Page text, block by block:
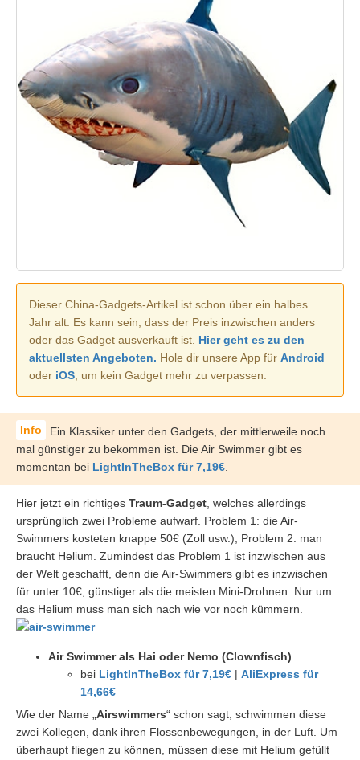
Dieser China-Gadgets-Artikel ist schon über ein halbes
Jahr alt. Es kann sein, dass der Preis inzwischen anders
oder das Gadget ausverkauft ist. Hier geht es zu den
aktuellsten Angeboten. Hole dir unsere App für Android
oder iOS , um kein Gadget mehr zu verpassen.
Ein Klassiker unter den Gadgets, der mittlerweile noch
mal günstiger zu bekommen ist. Die Air Swimmer gibt es
momentan bei LightInTheBox für 7,19€
Hier jetzt ein richtiges Traum-Gadget , welches allerdings
ursprünglich zwei Probleme aufwarf. Problem 1: die Air-
Swimmers kosteten knappe 50€ (Zoll usw.), Problem 2: man
braucht Helium. Zumindest das Problem 1 ist inzwischen aus
der Welt geschafft, denn die Air-Swimmers gibt es inzwischen
für unter 10€, günstiger als die meisten Mini-Drohnen. Nur um
das Helium muss man sich nach wie vor noch kümmern.
Air Swimmer als Hai oder Nemo (Clownfisch)
bei LightInTheBox für 7,19€ | AliExpress für
14,66€
Wie der Name „ Airswimmers“ schon sagt, schwimmen diese
zwei Kollegen, dank ihren Flossenbewegungen, in der Luft. Um
überhaupt fliegen zu können, müssen diese mit Helium gefüllt